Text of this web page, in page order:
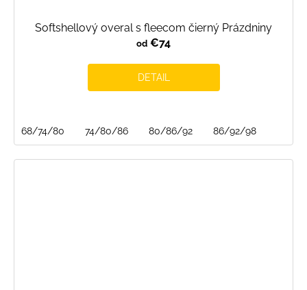
Softshellový overal s fleecom čierný Prázdniny
od €74
DETAIL
68/74/80 74/80/86 80/86/92 86/92/98